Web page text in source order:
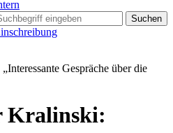
Suchen
Gespräche über die
Kralinski: